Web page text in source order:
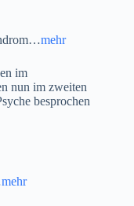
mehr
im
nun im zweiten
besprochen
mehr